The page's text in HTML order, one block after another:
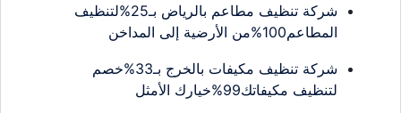
شركة تنظيف مطاعم بالرياض بـ25%لتنظيف
المطاعم100%من الأرضية إلى المداخن
شركة تنظيف مكيفات بالخرج بـ33%خصم
لتنظيف مكيفاتك99%خيارك الأمثل